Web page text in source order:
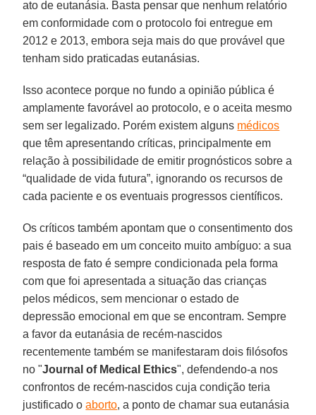
ato de eutanásia. Basta pensar que nenhum relatório
em conformidade com o protocolo foi entregue em
2012 e 2013, embora seja mais do que provável que
tenham sido praticadas eutanásias.
Isso acontece porque no fundo a opinião pública é
amplamente favorável ao protocolo, e o aceita mesmo
sem ser legalizado. Porém existem alguns médicos
que têm apresentando críticas, principalmente em
relação à possibilidade de emitir prognósticos sobre a
“qualidade de vida futura”, ignorando os recursos de
cada paciente e os eventuais progressos científicos.
Os críticos também apontam que o consentimento dos
pais é baseado em um conceito muito ambíguo: a sua
resposta de fato é sempre condicionada pela forma
com que foi apresentada a situação das crianças
pelos médicos, sem mencionar o estado de
depressão emocional em que se encontram. Sempre
a favor da eutanásia de recém-nascidos
recentemente também se manifestaram dois filósofos
no "Journal of Medical Ethics", defendendo-a nos
confrontos de recém-nascidos cuja condição teria
justificado oaborto, a ponto de chamar sua eutanásia